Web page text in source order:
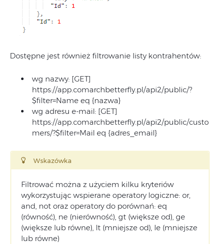
Dostępne jest również filtrowanie listy kontrahentów:
wg nazwy: [GET]
https://app.comarchbetterfly.pl/api2/public/?
$filter=Name eq {nazwa}
wg adresu e-mail: [GET]
https://app.comarchbetterfly.pl/api2/public/custo
mers/?$filter=Mail eq {adres_email}
Wskazówka
Filtrować można z użyciem kilku kryteriów
wykorzystując wspierane operatory logiczne: or,
and, not oraz operatory do porównań: eq
(równość), ne (nierówność), gt (większe od), ge
(większe lub równe), lt (mniejsze od), le (mniejsze
lub równe)